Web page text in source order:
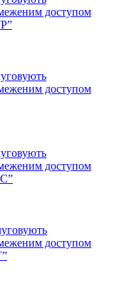
доступом
доступом
доступом
доступом